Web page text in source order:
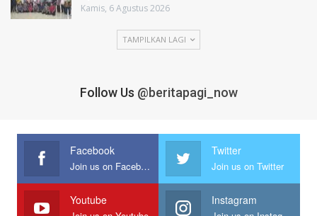
Kamis, 6 Agustus 2026
TAMPILKAN LAGI
Follow Us @beritapagi_now
Facebook
Join us on Facebook
Twitter
Join us on Twitter
Youtube Instagram